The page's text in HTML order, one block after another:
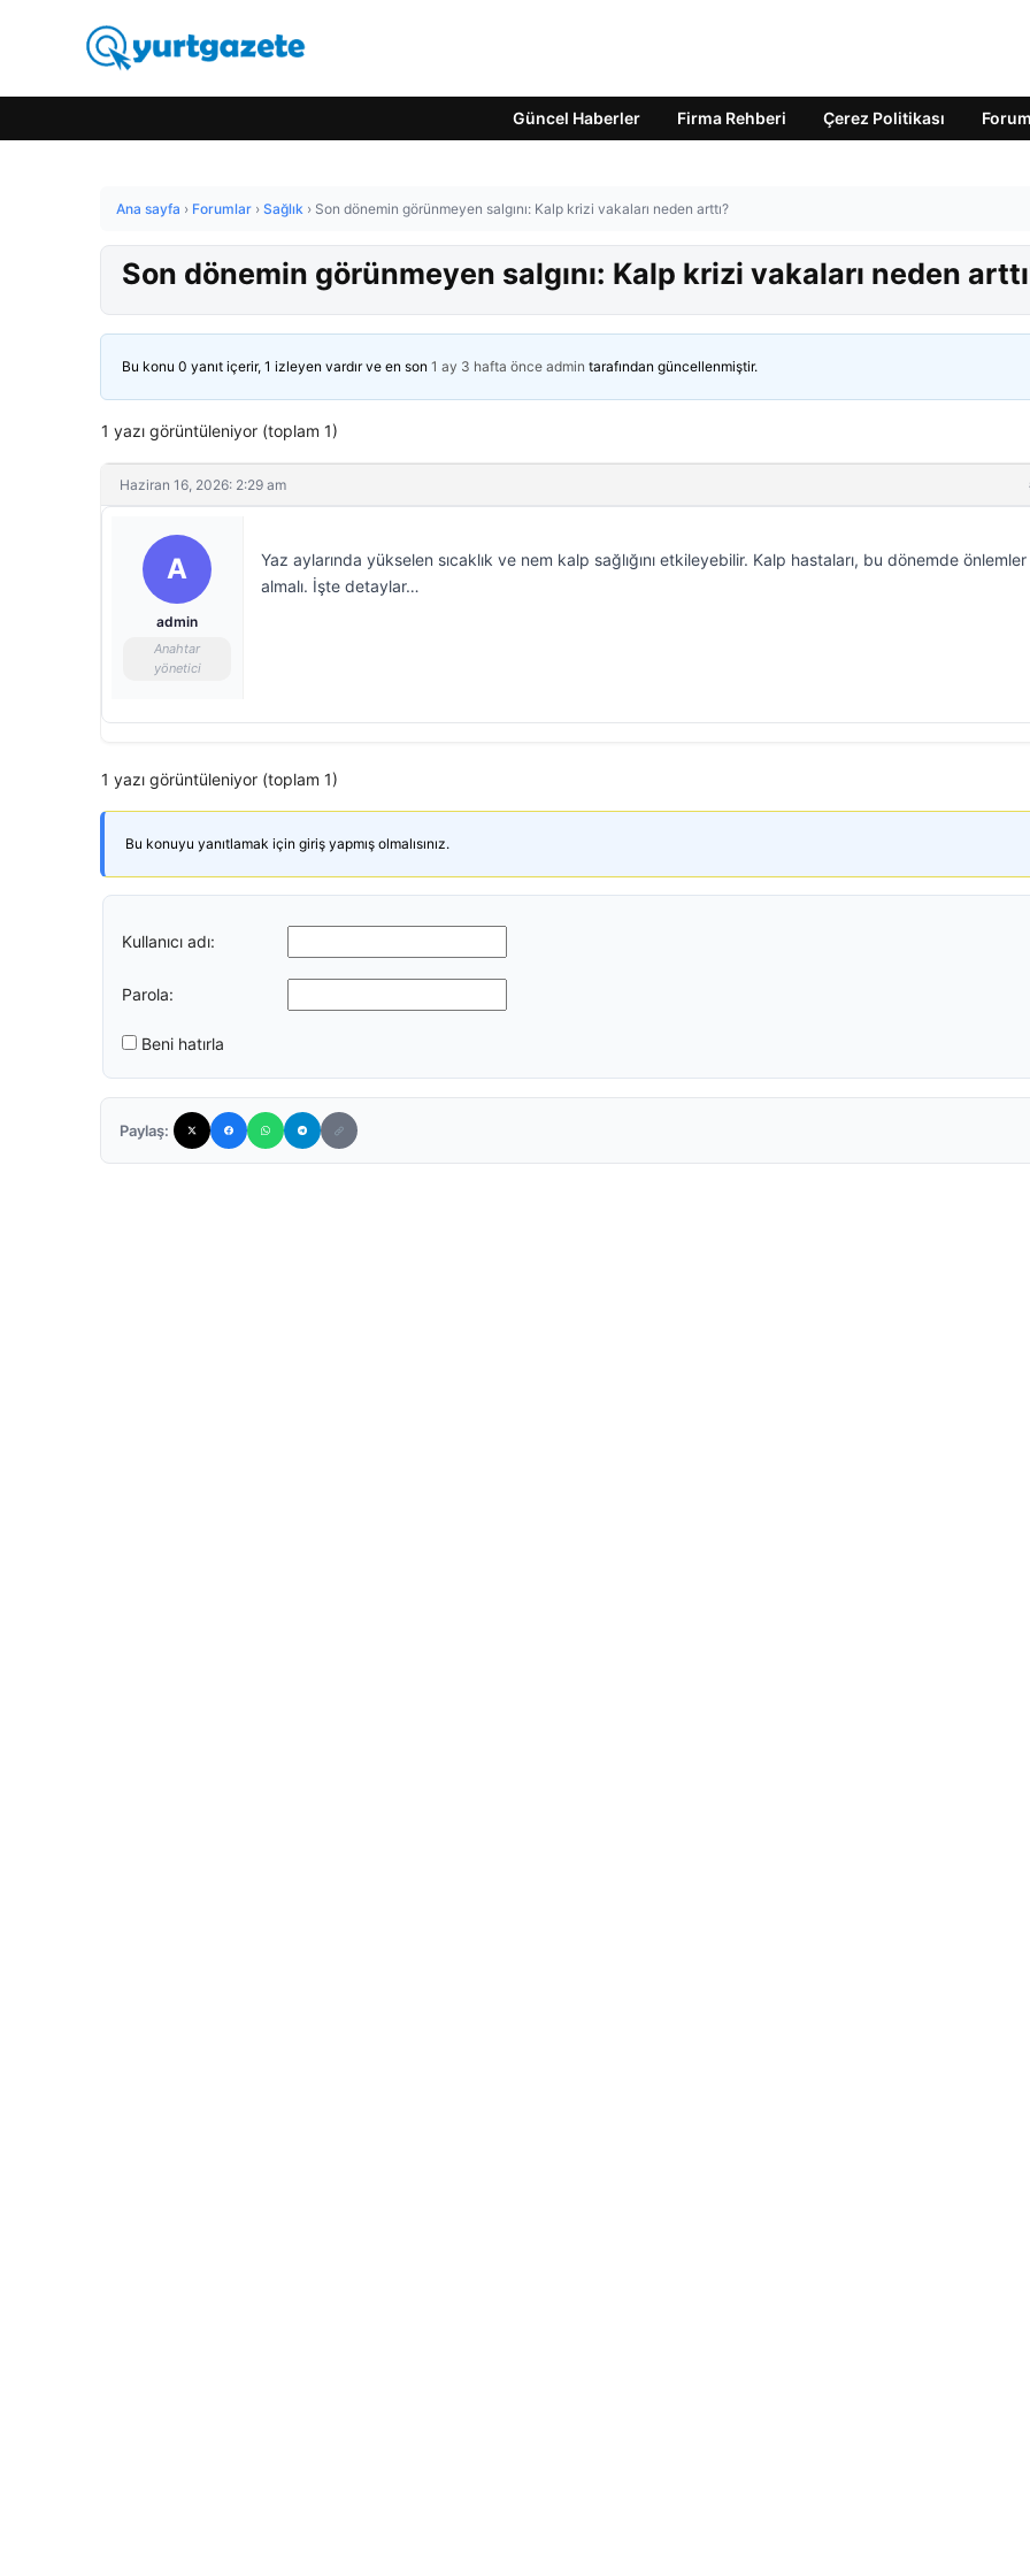
Güncel Haberler Firma Rehberi Çerez Politikası Forum
Ana sayfa › Forumlar › Sağlık › Son dönemin görünmeyen salgını: Kalp krizi vakaları neden arttı?
Son dönemin görünmeyen salgını: Kalp krizi vakaları neden
Bu konu 0 yanıt içerir, 1 izleyen vardır ve en son 1 ay 3 hafta önce admin tarafından güncellenmiştir.
1 yazı görüntüleniyor (toplam 1)
Haziran 16, 2026: 2:29 am
A
admin
Anahtar
yönetici
Yaz aylarında yükselen sıcaklık ve nem kalp sağlığını etkileyebilir. Kalp hastaları, bu dönemde önlemler
almalı. İşte detaylar…
1 yazı görüntüleniyor (toplam 1)
Bu konuyu yanıtlamak için giriş yapmış olmalısınız.
Kullanıcı adı:
Parola:
Beni hatırla
Paylaş: